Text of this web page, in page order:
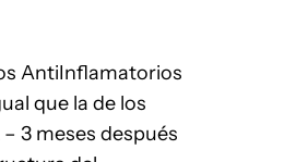
AntiInflamatorios
que la de los
3 meses después